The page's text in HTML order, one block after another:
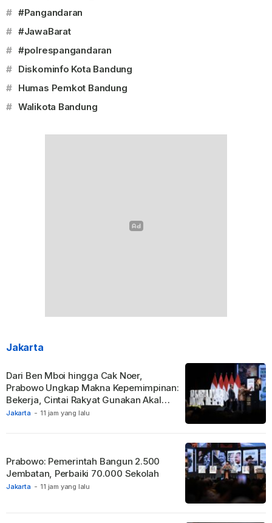
# #Pangandaran
# #JawaBarat
# #polrespangandaran
# Diskominfo Kota Bandung
# Humas Pemkot Bandung
# Walikota Bandung
Jakarta
Jakarta - 11 jam yang lalu
Dari Ben Mboi hingga Cak Noer,
Prabowo Ungkap Makna Kepemimpinan:
Bekerja, Cintai Rakyat Gunakan Akal
Sehat.
Jakarta - 11 jam yang lalu
Prabowo: Pemerintah Bangun 2.500
Jembatan, Perbaiki 70.000 Sekolah